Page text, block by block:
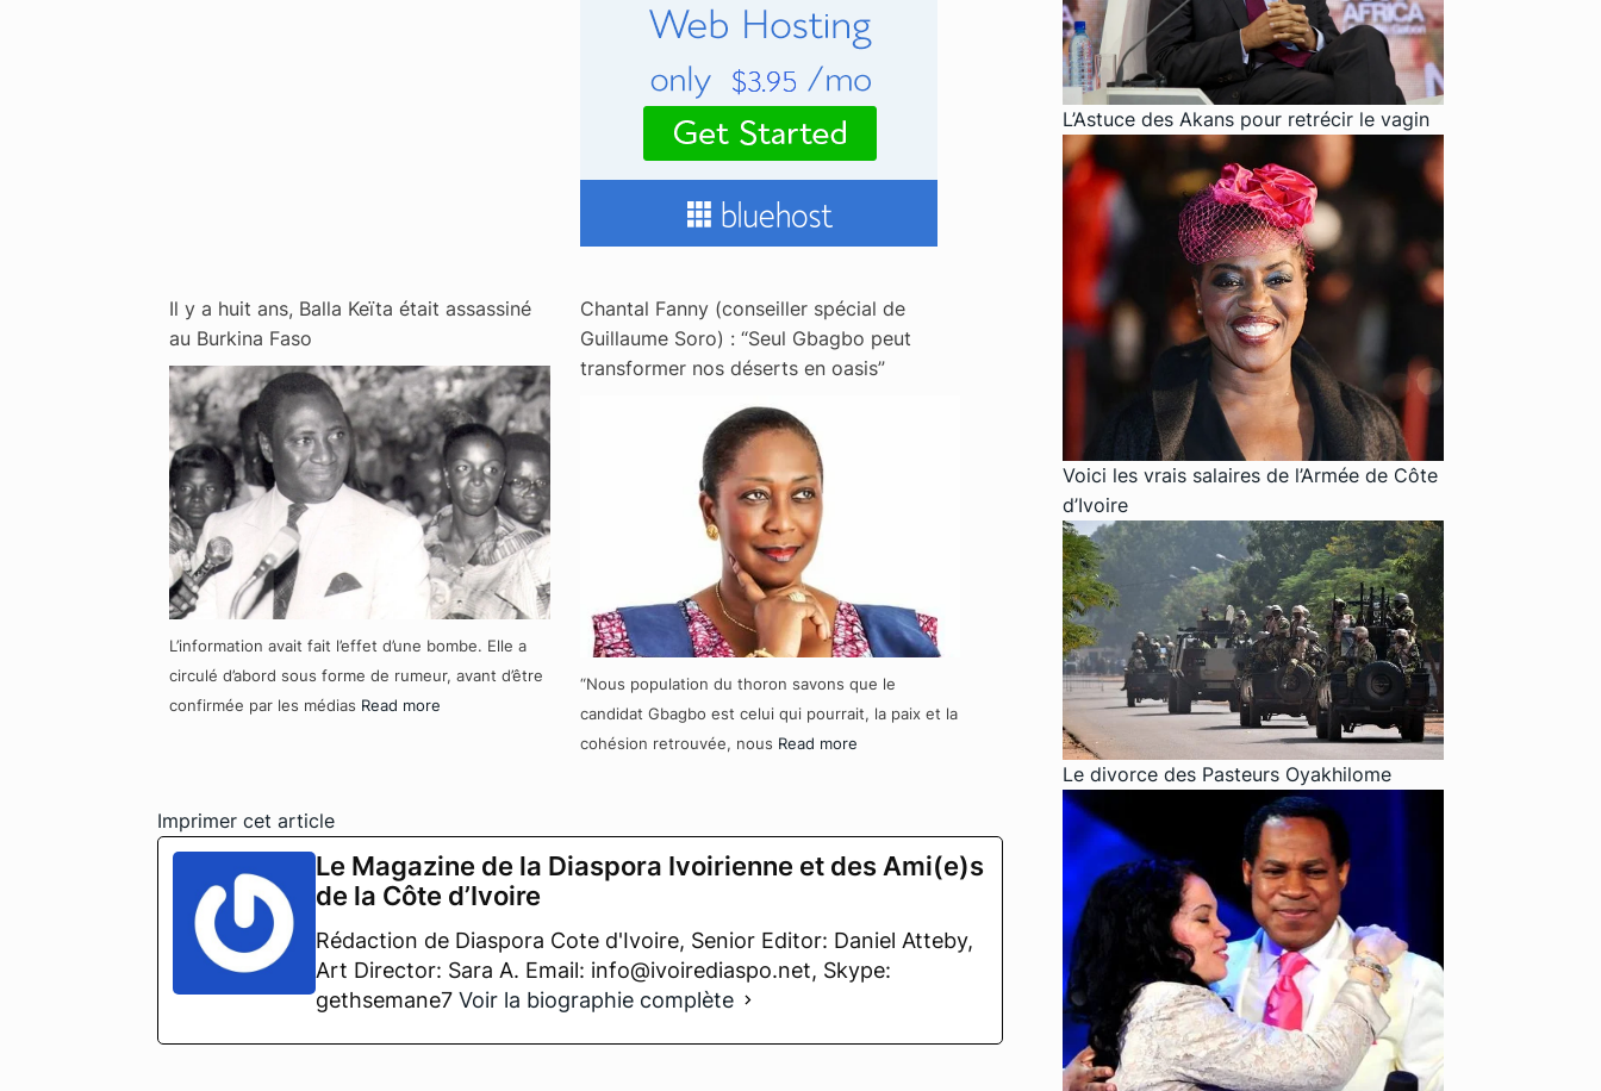
Il y a huit ans, Balla Keïta était assassiné
au Burkina Faso
L’information avait fait l’effet d’une bombe. Elle a
circulé d’abord sous forme de rumeur, avant d’être
confirmée par les médias Read more
Chantal Fanny (conseiller spécial de
Guillaume Soro) : “Seul Gbagbo peut
transformer nos déserts en oasis”
“Nous population du thoron savons que le
candidat Gbagbo est celui qui pourrait, la paix et la
cohésion retrouvée, nous Read more
Imprimer cet article
Le Magazine de la Diaspora Ivoirienne et des Ami(e)s
de la Côte d’Ivoire
Rédaction de Diaspora Cote d'Ivoire, Senior Editor: Daniel Atteby,
Art Director: Sara A. Email: info@ivoirediaspo.net, Skype:
gethsemane7 Voir la biographie complète
L’Astuce des Akans pour retrécir le vagin
Voici les vrais salaires de l’Armée de Côte
d’Ivoire
Le divorce des Pasteurs Oyakhilome